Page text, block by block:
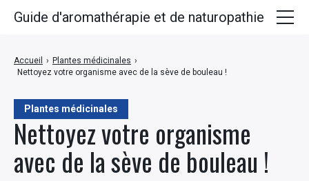
Plantes médicinales
Nettoyez votre organisme
avec de la sève de bouleau !
Accueil › Plantes médicinales ›
Nettoyez votre organisme avec de la sève de bouleau !
Guide d'aromathérapie et de naturopathie
Plantes médicinales
Huiles végétales
Hydrolats
Recettes